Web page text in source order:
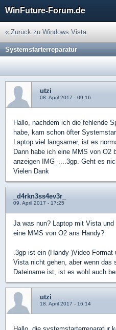
WinFuture-Forum.de
« Zurück zu Windows Vista
Systemstarterreparatur
utzi
08. April 2017 - 09:16
Hallo, nachdem ich die fehlende
habe, kam schon öfter
Laptop viel langsamer, ist es
Dann habe ich eine MMS von
anzeigen IMG_....3gp. Geht es
Vielen Dank
_d4rkn3ss4ev3r_
09. April 2017 - 17:25
Ja was nun? Laptop mit Vista
eine MMS von O2 ans Handy?
.3gp ist ein (Handy-)Video
Vista nicht gehen, aber wenn das
Dateiname ist, ist es wohl auch
utzi
18. April 2017 - 16:14